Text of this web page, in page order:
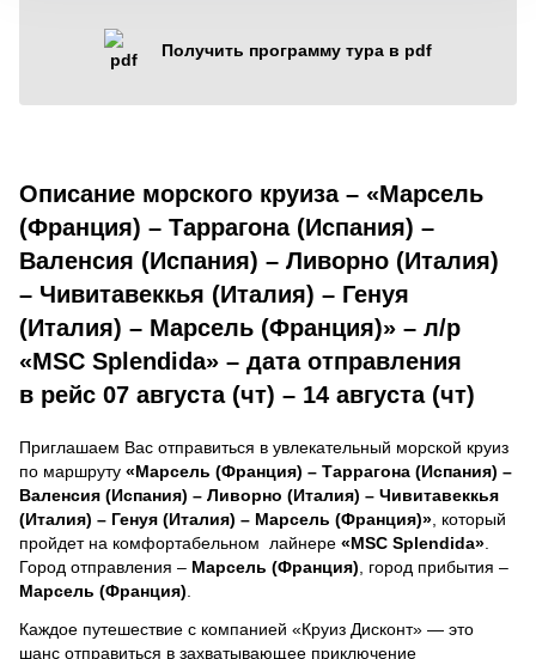
Получить программу тура в pdf
Описание морского круиза – «Марсель
(Франция) – Таррагона (Испания) –
Валенсия (Испания) – Ливорно (Италия)
– Чивитавеккья (Италия) – Генуя
(Италия) – Марсель (Франция)» – л/р
«MSC Splendida» – дата отправления
в рейс 07 августа (чт) – 14 августа (чт)
Приглашаем Вас отправиться в увлекательный морской круиз
по маршруту «Марсель (Франция) – Таррагона (Испания) –
Валенсия (Испания) – Ливорно (Италия) – Чивитавеккья
(Италия) – Генуя (Италия) – Марсель (Франция)» , который
пройдет на комфортабельном лайнере «MSC Splendida»
Город отправления – Марсель (Франция) , город прибытия –
Марсель (Франция)
Каждое путешествие с компанией «Круиз Дисконт» — это
шанс отправиться в захватывающее приключение